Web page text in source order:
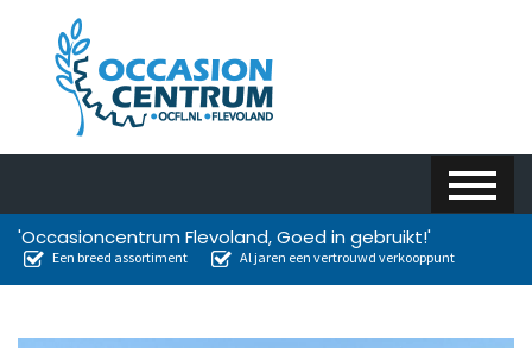
'Occasioncentrum Flevoland, Goed in gebruikt!'
Een breed assortiment Al jaren een vertrouwd verkooppunt